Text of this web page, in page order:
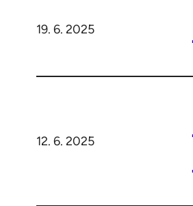
19. 6. 2025
12. 6. 2025